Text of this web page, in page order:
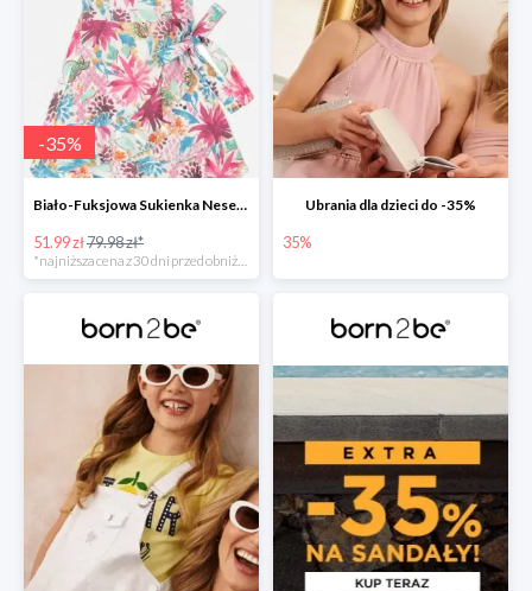
-35%
Biało-Fuksjowa Sukienka Nesenia
51.99 zł79.98 zł*
Ubrania dla dzieci do -35%
35%